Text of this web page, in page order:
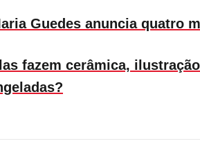
Guedes anuncia quatro
fazem cerâmica,